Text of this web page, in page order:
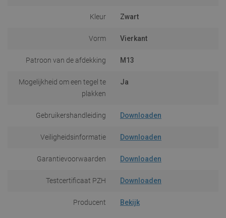
Kleur Zwart
Vorm Vierkant
Patroon van de afdekking M13
Mogelijkheid om een tegel te
plakken
Ja
Gebruikershandleiding Downloaden
Veiligheidsinformatie Downloaden
Garantievoorwaarden Downloaden
Testcertificaat PZH Downloaden
Producent Bekijk